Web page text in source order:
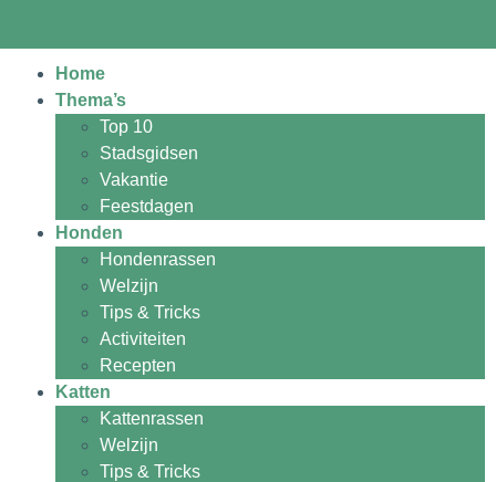
Home
Thema’s
Top 10
Stadsgidsen
Vakantie
Feestdagen
Honden
Hondenrassen
Welzijn
Tips & Tricks
Activiteiten
Recepten
Katten
Kattenrassen
Welzijn
Tips & Tricks